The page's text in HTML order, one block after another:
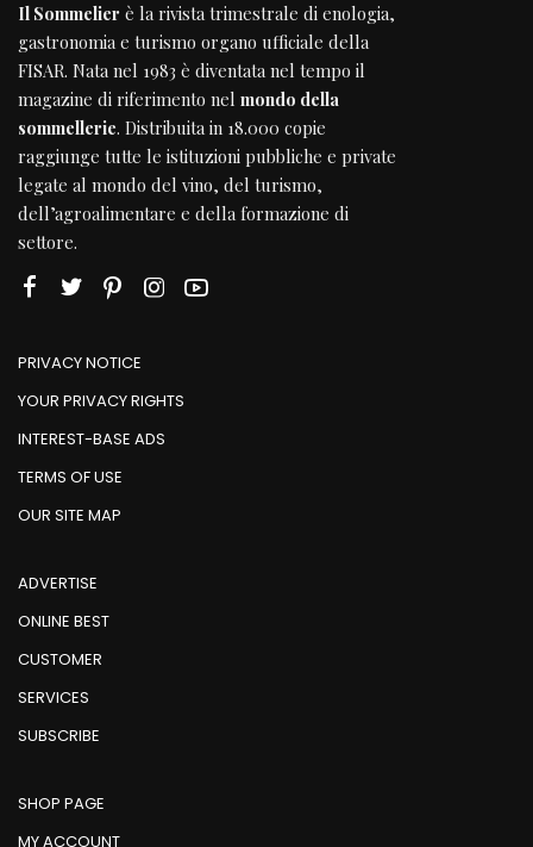
Il Sommelier è la rivista trimestrale di enologia,
gastronomia e turismo organo ufficiale della
FISAR. Nata nel 1983 è diventata nel tempo il
magazine di riferimento nel mondo della
sommellerie. Distribuita in 18.000 copie
raggiunge tutte le istituzioni pubbliche e private
legate al mondo del vino, del turismo,
dell’agroalimentare e della formazione di
settore.
PRIVACY NOTICE
YOUR PRIVACY RIGHTS
INTEREST-BASE ADS
TERMS OF USE
OUR SITE MAP
ADVERTISE
ONLINE BEST
CUSTOMER
SERVICES
SUBSCRIBE
SHOP PAGE
MY ACCOUNT